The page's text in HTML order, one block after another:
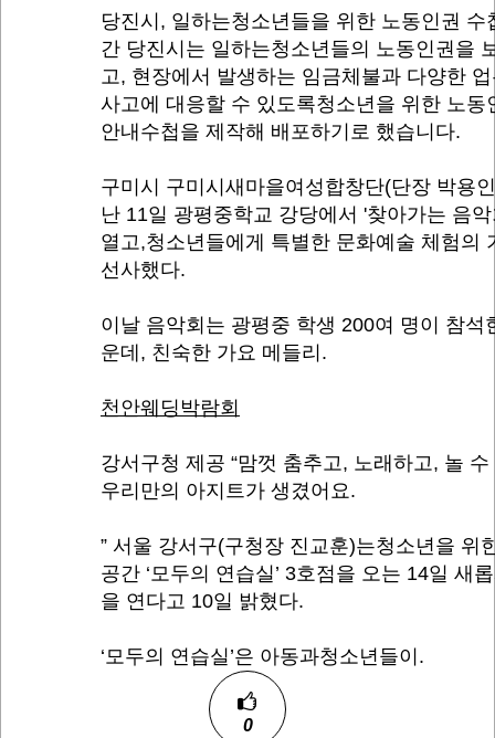
당진시, 일하는청소년들을 위한 노동인권 수
간 당진시는 일하는청소년들의 노동인권을
고, 현장에서 발생하는 임금체불과 다양한
사고에 대응할 수 있도록청소년을 위한 노동
안내수첩을 제작해 배포하기로 했습니다.
구미시 구미시새마을여성합창단(단장 박용
난 11일 광평중학교 강당에서 '찾아가는 음
열고,청소년들에게 특별한 문화예술 체험의
선사했다.
이날 음악회는 광평중 학생 200여 명이 참석
운데, 친숙한 가요 메들리.
천안웨딩박람회
강서구청 제공 “맘껏 춤추고, 노래하고, 놀 수
우리만의 아지트가 생겼어요.
” 서울 강서구(구청장 진교훈)는청소년을 위
공간 ‘모두의 연습실’ 3호점을 오는 14일 새
을 연다고 10일 밝혔다.
‘모두의 연습실’은 아동과청소년들이.
0